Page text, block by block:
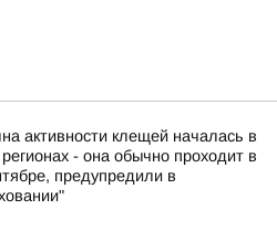
активности клещей началась в
регионах - она обычно проходит в
предупредили в